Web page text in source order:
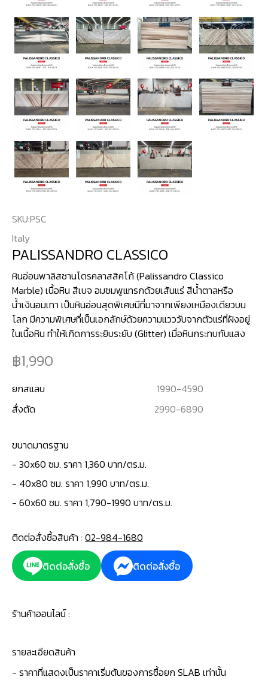
SKU:PSC
Italy
PALISSANDRO CLASSICO
หินอ่อนพาลิสซานโดรคลาสสิคโก้ (Palissandro Classico
Marble) เนื้อหิน สีเบจ อมชมพูแทรกด้วยเส้นแร่ สีน้ำตาลหรือ
น้ำเงินอมเทา เป็นหินอ่อนสุดพิเศษมีที่มาจากเพียงเหมืองเดียวบน
โลก มีความพิเศษที่เป็นเอกลักษ์ด้วยความแวววับจากตัวแร่ที่ฝังอยู่
ในเนื้อหิน ทำให้เกิดการระยิบระยับ (Glitter) เมื่อหินกระทบกับแสง
1,990
ยกสแลบ 1990-4590
สั่งตัด
2990-6890
ขนาดมาตรฐาน
- 30x60 ซม. ราคา 1,360 บาท/ตร.ม.
- 40x80 ซม. ราคา 1,990 บาท/ตร.ม.
- 60x60 ซม. ราคา 1,790-1990 บาท/ตร.ม.
ติดต่อสั่งซื้อสินค้า : 02-984-1680
ติดต่อสั่งซื้อ
ติดต่อสั่งซื้อ
ร้านค้าออนไลน์ :
รายละเอียดสินค้า
- ราคาที่แสดงเป็นราคาเริ่มต้นของการซื้อยก SLAB เท่านั้น